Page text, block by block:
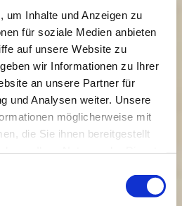
um Inhalte und Anzeigen zu
für soziale Medien anbieten
auf unsere Website zu
wir Informationen zu Ihrer
an unsere Partner für
und Analysen weiter. Unsere
möglicherweise mit
die Sie ihnen bereitgestellt